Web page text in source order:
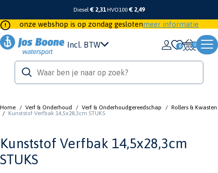
Diesel€ 2,31 HVO100 € 2,49
onze webshop is op zondag geslotenmeer informatie
Incl. BTW 0
Home / Verf & Onderhoud / Verf & Onderhoudgereedschap / Rollers & Kwasten
/ Kunststof Verfbak 14,5x28,3cm STUKS
Kunststof Verfbak 14,5x28,3cm
STUKS